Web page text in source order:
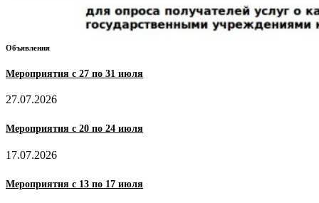
Объявления
Мероприятия с 27 по 31 июля
27.07.2026
Мероприятия с 20 по 24 июля
17.07.2026
Мероприятия с 13 по 17 июля